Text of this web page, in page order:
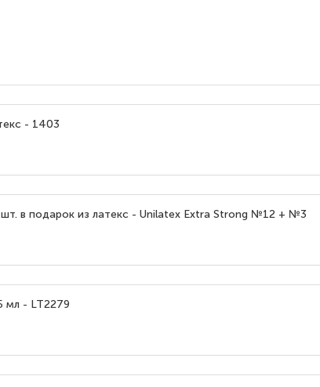
- 1403
в подарок из латекс - Unilatex Extra Strong №12 + №3
мл - LT2279